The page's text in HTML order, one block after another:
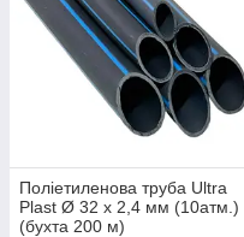
Поліетиленова труба Ultra
Plast Ø 32 х 2,4 мм (10атм.)
(бухта 200 м)